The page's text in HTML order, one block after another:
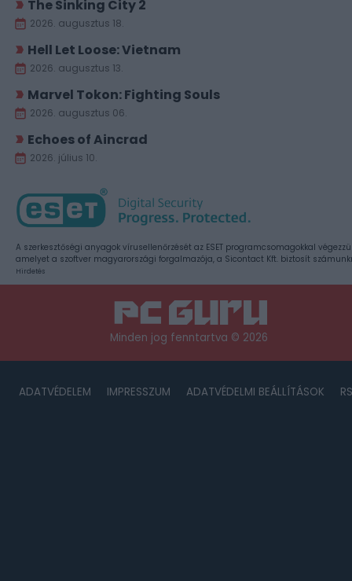
The Sinking City 2
2026. augusztus 18.
Hell Let Loose: Vietnam
2026. augusztus 13.
Marvel Tokon: Fighting Souls
2026. augusztus 06.
Echoes of Aincrad
2026. július 10.
A szerkesztőségi anyagok vírusellenőrzését az ESET programcsomagokkal
amelyet a szoftver magyarországi forgalmazója, a Sicontact Kft. biztosít
Hirdetés
Minden jog fenntartva © 2026
ADATVÉDELEM IMPRESSZUM ADATVÉDELMI BEÁLLÍTÁSOK